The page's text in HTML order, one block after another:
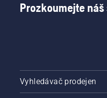
Prozkoumejte
Vyhledávač prodejen